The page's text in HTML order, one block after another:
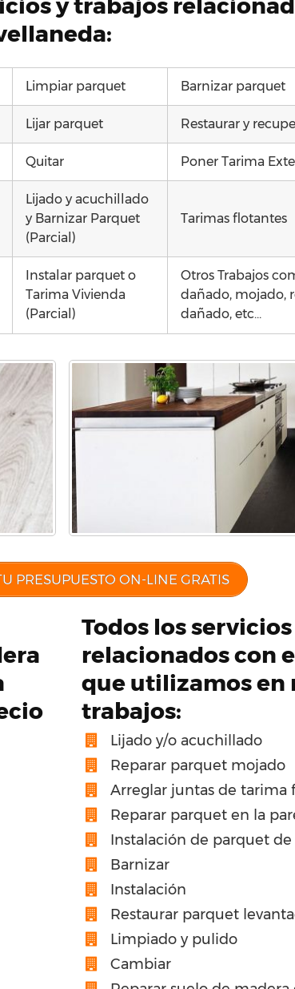
y trabajos
Limpiar parquet Barnizar parquet
Lijar parquet Restaurar y
Quitar Poner Tarima
Lijado y acuchillado
y Barnizar Parquet
(Parcial)
Tarimas flotantes
Instalar parquet o
Tarima Vivienda
(Parcial)
Otros Trabajos
dañado, mojado,
dañado, etc…
PRESUPUESTO ON-LINE GRATIS
Todos los servicios
relacionados con
que utilizamos en
trabajos:
Lijado y/o acuchillado
Reparar parquet mojado
Arreglar juntas de tarima
Reparar parquet en la
Instalación de parquet
Barnizar
Instalación
Restaurar parquet
Limpiado y pulido
Cambiar